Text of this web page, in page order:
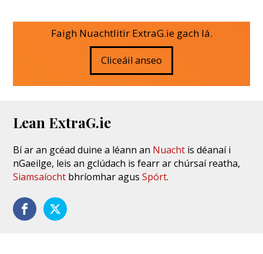
Faigh Nuachtlitir ExtraG.ie gach lá.
Cliceáil anseo
Lean ExtraG.ie
Bí ar an gcéad duine a léann an Nuacht is déanaí i
nGaeilge, leis an gclúdach is fearr ar chúrsaí reatha,
Siamsaíocht bhríomhar agusSpórt.